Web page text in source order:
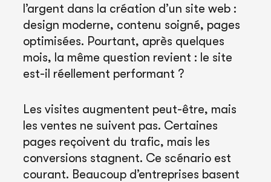
l’argent dans la création d’un site web :
design moderne, contenu soigné, pages
optimisées. Pourtant, après quelques
mois, la même question revient : le site
est-il réellement performant ?
Les visites augmentent peut-être, mais
les ventes ne suivent pas. Certaines
pages reçoivent du trafic, mais les
conversions stagnent. Ce scénario est
courant. Beaucoup d’entreprises basent